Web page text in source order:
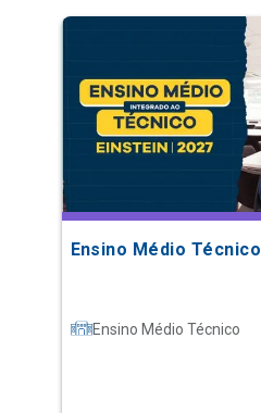
Ensino Médio Técnico
Ensino Médio Técnico